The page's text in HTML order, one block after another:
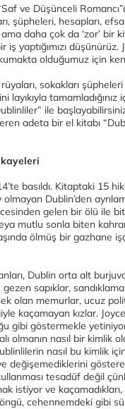
ve Düşünceli
şüpheleri, hesapları,
ama daha çok da ‘zor’
iş yaptığımızı
olduğumuz için
sokakları
layıkıyla
ile
adeta bir el kitabı
basıldı. Kitaptaki 15
Dublin’den
gelen bir ölü ile
mutlu sonla biten
ölmüş bir gazhane
Dublin orta alt
gezen sapıklar,
olan memurlar, ucuz
kaçamayan kızlar.
gibi göstermekle
olmanın nasıl bir kimlik
nasıl bu kimlik
değişemediklerini
tesadüf değil
istiyor ve
cehennemdeki gibi